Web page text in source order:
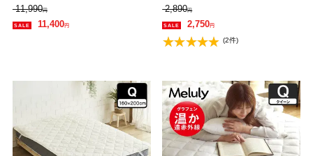
花粉 速乾 薬剤 薬品 不使用 超極細繊
維 高密度 国産 ポリエステル
11,990円
11,400円
遠赤外線 あったかベッドパッド 敷
パッド 敷きパット 静電気防止 抗菌
防ダニ ベッドパッド 冬用
2,890円
2,750円
(2件)